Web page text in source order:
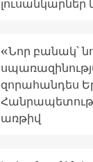
լուսանկարներ
«Նոր բանակ՝
զորահանդես
առթիվ